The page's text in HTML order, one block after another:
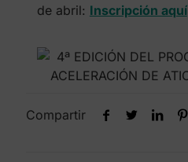
de abril: Inscripción aquí
Compartir